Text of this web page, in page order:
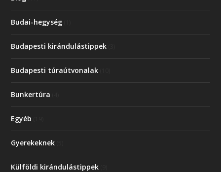
Budai-hegység
Budapesti kirándulástippek
Budapesti túraútvonalak
Bunkertúra
Egyéb
Gyerekeknek
Külföldi kirándulástippek